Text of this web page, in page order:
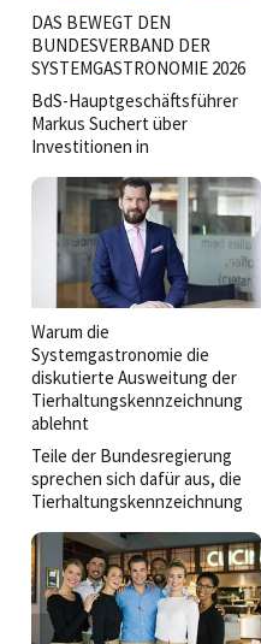
DAS BEWEGT DEN
BUNDESVERBAND DER
SYSTEMGASTRONOMIE 2026
BdS-Hauptgeschäftsführer
Markus Suchert über
Investitionen in
Integration und die Rolle der
Systemgastronomie als
Stabilitätsanker der
deutschen Wirtschaft.
Warum die
Systemgastronomie die
diskutierte Ausweitung der
Tierhaltungskennzeichnung
ablehnt
Teile der Bundesregierung
sprechen sich dafür aus, die
Tierhaltungskennzeichnung
Außerhausverpflegung
auszuweiten. Klingt eigent­lich
nach mehr Transparenz für die
Gäste –
warum ist der BdS dagegen?